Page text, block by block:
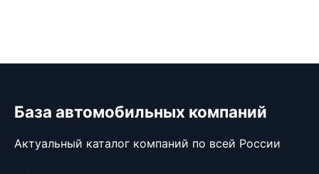
База автомобильных компаний
Актуальный каталог компаний по всей России